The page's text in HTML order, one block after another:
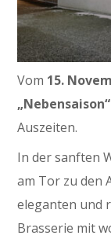
Vom 15.
Auszeiten.
In der sanften
am Tor zu den
eleganten und
Brasserie mit